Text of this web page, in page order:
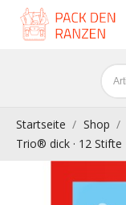
Startseite Shop
Trio® dick · 12 Stifte